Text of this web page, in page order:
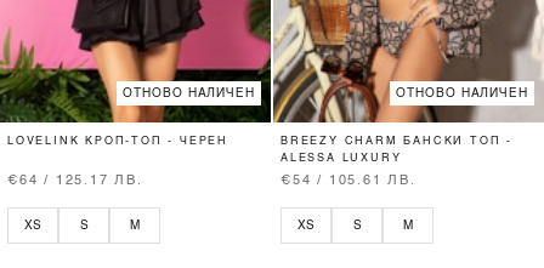
ОТНОВО НАЛИЧЕН
LOVELINK КРОП-ТОП - ЧЕРЕН
€64 / 125.17 ЛВ.
XS S M
ОТНОВО НАЛИЧЕН
BREEZY CHARM БАНСКИ ТОП -
ALESSA LUXURY
€54 / 105.61 ЛВ.
XS S M